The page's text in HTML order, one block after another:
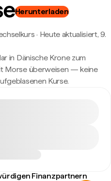
Herunterladen
· Heute aktualisiert, 9.
in Dänische Krone zum
Morse überweisen — keine
Kurse.
Finanzpartnern